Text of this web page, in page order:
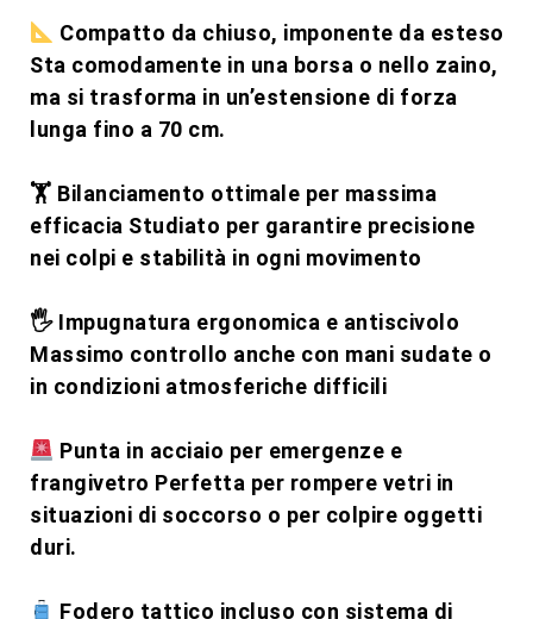
Compatto da chiuso, imponente da esteso
Sta comodamente in una borsa o nello zaino,
ma si trasforma in un’estensione di forza
lunga fino a 70 cm.
🏋️ Bilanciamento ottimale per massima
efficacia Studiato per garantire precisione
nei colpi e stabilità in ogni movimento
🖐️ Impugnatura ergonomica e antiscivolo
Massimo controllo anche con mani sudate o
in condizioni atmosferiche difficili
Punta in acciaio per emergenze e
frangivetro Perfetta per rompere vetri in
situazioni di soccorso o per colpire oggetti
duri.
Fodero tattico incluso con sistema di